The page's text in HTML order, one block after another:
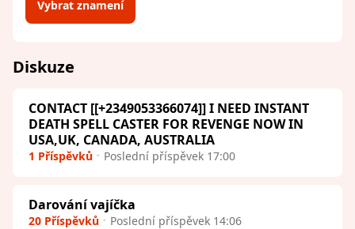
Vybrat znamení
Diskuze
CONTACT [[+2349053366074]] I NEED INSTANT
DEATH SPELL CASTER FOR REVENGE NOW IN
USA,UK, CANADA, AUSTRALIA
1 Příspěvků Poslední příspěvek 17:00
Darování vajíčka
20 Příspěvků Poslední příspěvek 14:06